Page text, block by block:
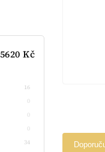
Kč
16
0
0
0
34